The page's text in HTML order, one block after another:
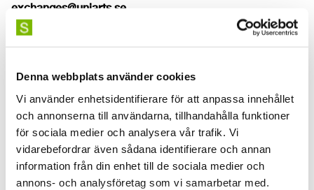
Denna webbplats använder cookies
Vi använder enhetsidentifierare för att anpassa innehållet
och annonserna till användarna, tillhandahålla funktioner
för sociala medier och analysera vår trafik. Vi
vidarebefordrar även sådana identifierare och annan
information från din enhet till de sociala medier och
annons- och analysföretag som vi samarbetar med.
exchanges@uniarts.se.
Poäng och betygssystem
poäng (European Credit Transfer System). Vid SKH
används följande betygsskala:
VG - Väl godkänd
G - Godkänd
U - Underkänd